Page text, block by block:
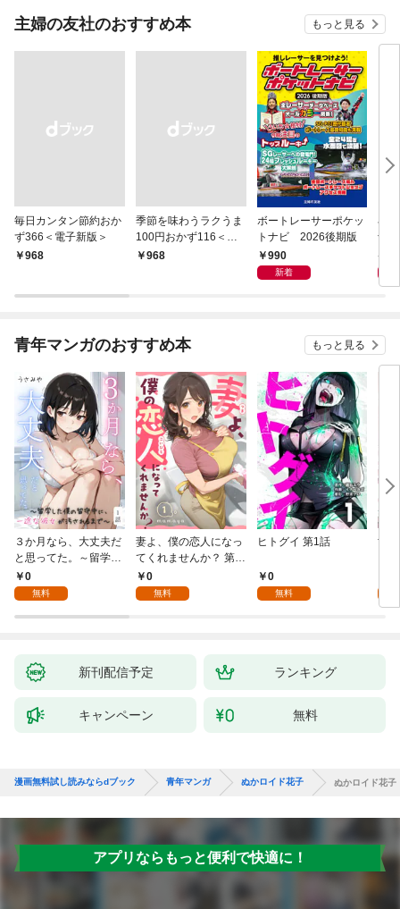
主婦の友社のおすすめ本 もっと見る
毎日カンタン節約おか
ず366＜電子新版＞
￥968
季節を味わうラクうま
100円おかず116＜電
子新版＞
￥968
ボートレーサーポケッ
トナビ 2026後期版
990
新着
小
士
青年マンガのおすすめ本 もっと見る
３か月なら、大丈夫だ
と思ってた。～留学し
た僕の留守中に、一途
な彼女が汚されるまで
0
無料
妻よ、僕の恋人になっ
てくれませんか？ 第1
話0
無料
ヒトグイ 第1話
0
無料
世
新刊配信予定 ランキング
キャンペーン 無料
漫画無料試し読みならdブック 青年マンガ ぬかロイド花子 ぬかロイド花
アプリならもっと便利で快適に！